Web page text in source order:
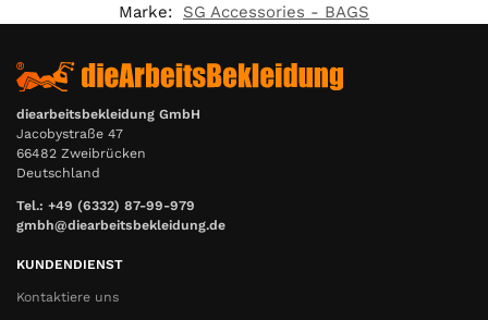
Marke:
SG Accessories - BAGS
diearbeitsbekleidung GmbH
Jacobystraße 47
66482 Zweibrücken
Deutschland
Tel.: +49 (6332) 87-99-979
gmbh@diearbeitsbekleidung.de
KUNDENDIENST
Kontaktiere uns